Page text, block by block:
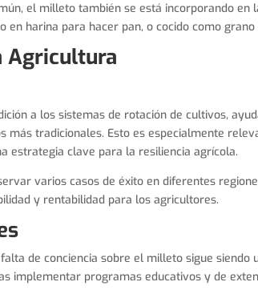
el milleto también se está incorporando en
en harina para hacer pan, o cocido como
Agricultura
a los sistemas de rotación de cultivos,
más tradicionales. Esto es especialmente
estrategia clave para la resiliencia agrícola.
varios casos de éxito en diferentes
y rentabilidad para los agricultores.
de conciencia sobre el milleto sigue siendo
implementar programas educativos y de